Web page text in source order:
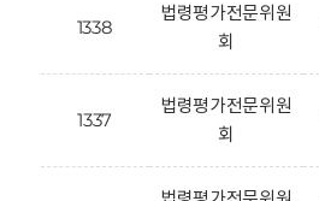
1338
법령평가전문위원
회
1337
법령평가전문위원
회